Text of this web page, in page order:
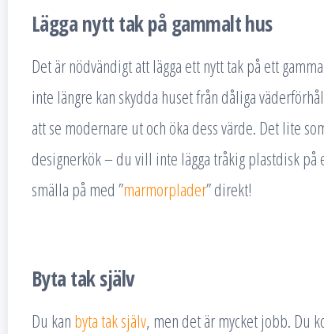
Lägga nytt tak på gammalt hus
Det är nödvändigt att lägga ett nytt tak på ett
inte längre kan skydda huset från dåliga
att se modernare ut och öka dess värde. Det lite
designerkök – du vill inte lägga tråkig plastdisk på
smälla på med ”marmorplader” direkt!
Byta tak själv
Du kan byta tak själv, men det är mycket jobb. Du